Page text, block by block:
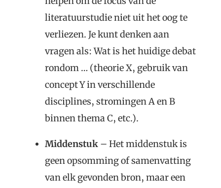
literatuurstudie niet uit het oog te
verliezen. Je kunt denken aan
vragen als: Wat is het huidige debat
rondom … (theorie X, gebruik van
concept Y in verschillende
disciplines, stromingen A en B
binnen thema C, etc.).
Middenstuk – Het middenstuk is
geen opsomming of samenvatting
van elk gevonden bron, maar een